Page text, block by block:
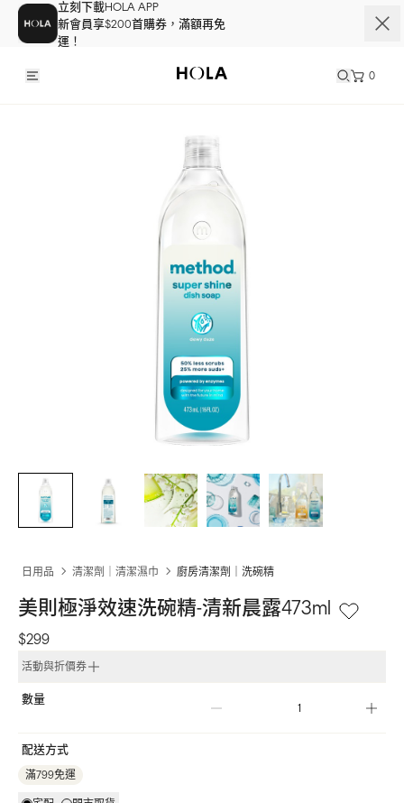
立刻下載HOLA APP
新會員享$200首購券，滿額再免
運！
0
日用品 清潔劑｜清潔濕巾 廚房清潔劑｜洗碗精
美則極淨效速洗碗精-清新晨露473ml
$299
活動與折價券
數量
配送方式
滿799免運